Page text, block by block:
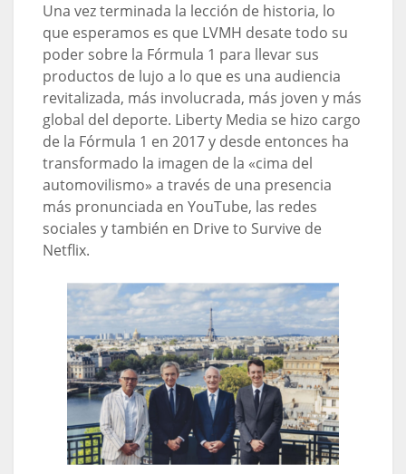
Una vez terminada la lección de historia, lo
que esperamos es que LVMH desate todo su
poder sobre la Fórmula 1 para llevar sus
productos de lujo a lo que es una audiencia
revitalizada, más involucrada, más joven y más
global del deporte. Liberty Media se hizo cargo
de la Fórmula 1 en 2017 y desde entonces ha
transformado la imagen de la «cima del
automovilismo» a través de una presencia
más pronunciada en YouTube, las redes
sociales y también en Drive to Survive de
Netflix.